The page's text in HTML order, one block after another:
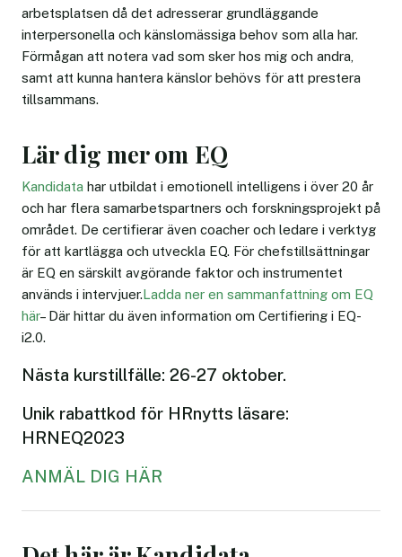
arbetsplatsen då det adresserar grundläggande
interpersonella och känslomässiga behov som alla har.
Förmågan att notera vad som sker hos mig och andra,
samt att kunna hantera känslor behövs för att prestera
tillsammans.
Lär dig mer om EQ
Kandidata har utbildat i emotionell intelligens i över 20 år
och har flera samarbetspartners och forskningsprojekt på
området. De certifierar även coacher och ledare i verktyg
för att kartlägga och utveckla EQ. För chefstillsättningar
är EQ en särskilt avgörande faktor och instrumentet
används i intervjuer.Ladda ner en sammanfattning om EQ
här– Där hittar du även information om Certifiering i EQ-
i2.0.
Nästa kurstillfälle: 26-27 oktober.
Unik rabattkod för HRnytts läsare:
HRNEQ2023
ANMÄL DIG HÄR